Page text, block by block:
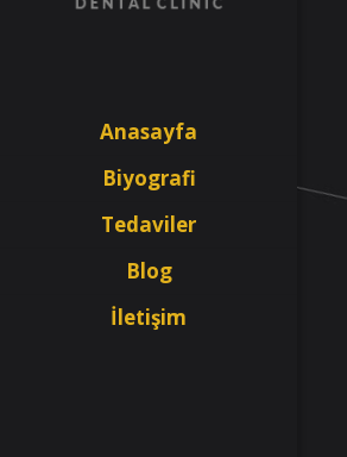
Anasayfa
Biyografi
Tedaviler
Blog
İletişim